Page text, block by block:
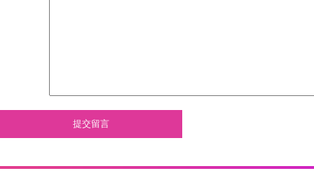
提交留言